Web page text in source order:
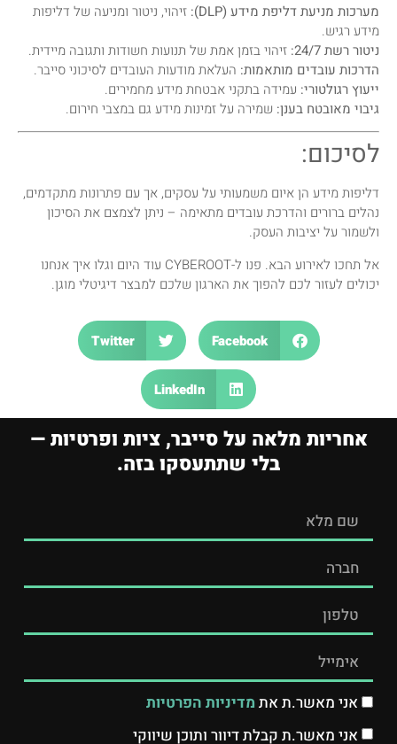
מערכות מניעת דליפת מידע (DLP):
זיהוי, ניטור ומניעה של דליפות
מידע רגיש.
ניטור רשת 24/7:
זיהוי בזמן אמת של תנועות חשודות ותגובה מיידית.
הדרכות עובדים מותאמות: העלאת מודעות העובדים לסיכוני סייבר.
ייעוץ רגולטורי: עמידה בתקני אבטחת מידע מחמירים.
גיבוי מאובטח בענן: שמירה על זמינות מידע גם במצבי חירום.
לסיכום:
דליפות מידע הן איום משמעותי על עסקים, אך עם פתרונות מתקדמים,
נהלים ברורים והדרכת עובדים מתאימה – ניתן לצמצם את הסיכון
ולשמור על יציבות העסק.
אל תחכו לאירוע הבא. פנו ל-CYBEROOT עוד היום וגלו איך אנחנו
יכולים לעזור לכם להפוך את הארגון שלכם למבצר דיגיטלי מוגן.
Facebook
Twitter
LinkedIn
אחריות מלאה על סייבר, ציות ופרטיות —
בלי שתתעסקו בזה.
אני מאשר.ת את מדיניות הפרטיות
אני מאשר.ת קבלת דיוור ותוכן שיווקי